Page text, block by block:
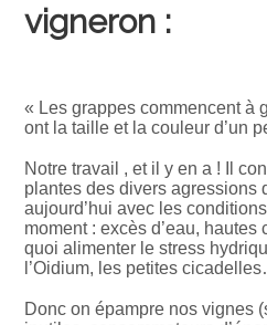
vigneron :
« Les grappes commencent à
ont la taille et la couleur d’un
Notre travail , et il y en a ! Il
plantes des divers agressions
aujourd’hui avec les
moment : excès d’eau,
quoi alimenter le stress
l’Oidium, les petites
Donc on épampre nos vignes